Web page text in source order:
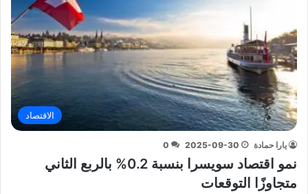
الاقتصاد
يارا حمادة 2025-09-30
0
نمو اقتصاد سويسرا بنسبة 0.2% بالربع الثاني
متجاوزًا التوقعات